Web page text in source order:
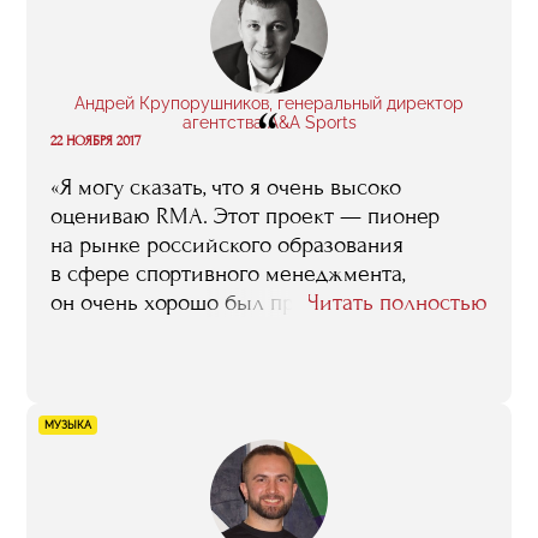
разобраться в рынке и познакомиться
с интересными людьми. У нас преподавали
классные специалисты, пообщаться
с которыми просто так, случайно,
не получится».
Андрей Крупорушников, генеральный директор
агентства A&A Sports
“
22 НОЯБРЯ 2017
«Я могу сказать, что я очень высоко
оцениваю RMA. Этот проект — пионер
на рынке российского образования
в сфере спортивного менеджмента,
он очень хорошо был продуман
подражать, копировать, но, на мой взгляд,
те копии спортивной программы RMA,
которые мы сейчас видим, совершенно
очевидно уступают оригиналу».
Читать полностью
МУЗЫКА